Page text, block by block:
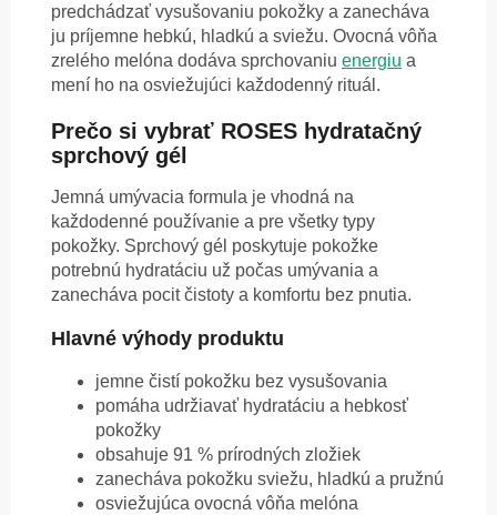
predchádzať vysušovaniu pokožky a zanecháva
ju príjemne hebkú, hladkú a sviežu. Ovocná vôňa
zrelého melóna dodáva sprchovaniu energiu a
mení ho na osviežujúci každodenný rituál.
Prečo si vybrať ROSES hydratačný
sprchový gél
Jemná umývacia formula je vhodná na
každodenné používanie a pre všetky typy
pokožky. Sprchový gél poskytuje pokožke
potrebnú hydratáciu už počas umývania a
zanecháva pocit čistoty a komfortu bez pnutia.
Hlavné výhody produktu
jemne čistí pokožku bez vysušovania
pomáha udržiavať hydratáciu a hebkosť
pokožky
obsahuje 91 % prírodných zložiek
zanecháva pokožku sviežu, hladkú a pružnú
osviežujúca ovocná vôňa melóna